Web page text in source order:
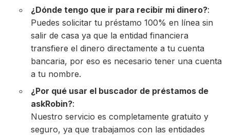
¿Dónde tengo que ir para recibir mi dinero?:
Puedes solicitar tu préstamo 100% en línea sin
salir de casa ya que la entidad financiera
transfiere el dinero directamente a tu cuenta
bancaria, por eso es necesario tener una cuenta
a tu nombre.
¿Por qué usar el buscador de préstamos de
askRobin?:
Nuestro servicio es completamente gratuito y
seguro, ya que trabajamos con las entidades